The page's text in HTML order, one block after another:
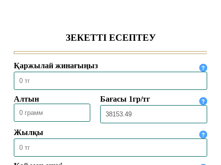
28.10.2024 6983
ПАЙҒАМБАР СҮЙГЕН ЖЕМІСТЕР
26.10.2024